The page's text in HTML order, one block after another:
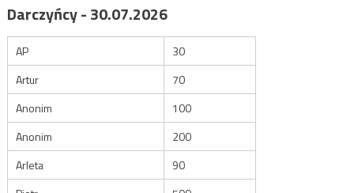
Darczyńcy - 30.07.2026
AP
30
Artur
70
Anonim
100
Anonim
200
Arleta
90